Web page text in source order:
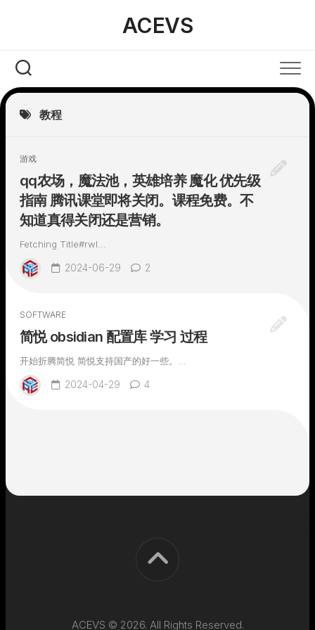
ACEVS
教程
游戏
qq农场，魔法池，英雄培养 魔化 优先级
指南 腾讯课堂即将关闭。课程免费。不
知道真得关闭还是营销。
Fetching Title#rwl...
2024-06-29 2
SOFTWARE
简悦 obsidian 配置库 学习 过程
开始折腾简悦 简悦支持国产的好一些。...
2024-04-29 4
ACEVS © 2026. All Rights Reserved.